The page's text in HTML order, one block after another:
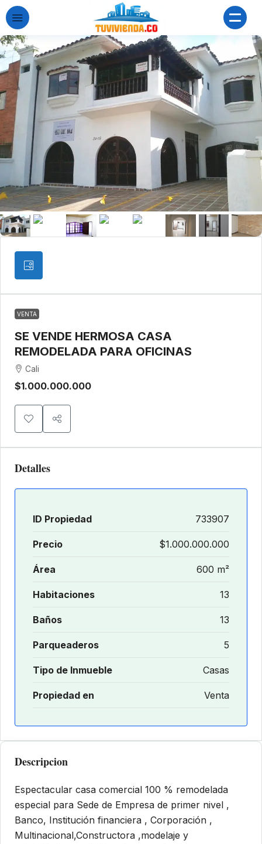
VENTA
SE VENDE HERMOSA CASA
REMODELADA PARA OFICINAS
Cali
$1.000.000.000
Detalles
ID Propiedad 733907
Precio $1.000.000.000
Área 600 m²
Habitaciones 13
Baños 13
Parqueaderos 5
Tipo de Inmueble Casas
Propiedad en Venta
Descripcion
Espectacular casa comercial 100 % remodelada
especial para Sede de Empresa de primer nivel ,
Banco, Institución financiera , Corporación ,
Multinacional,Constructora ,modelaje y